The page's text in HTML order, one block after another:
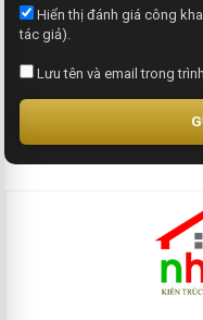
Hiển thị đánh giá công
tác giả).
Lưu tên và email trong